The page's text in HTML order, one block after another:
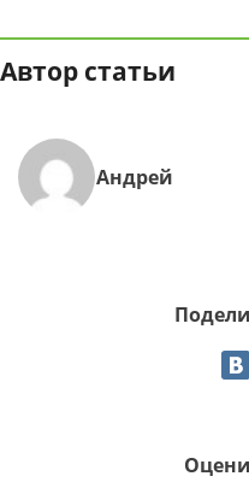
Автор статьи
Андрей